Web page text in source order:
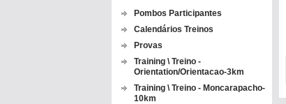
Pombos Participantes
Calendários Treinos
Provas
Training \ Treino -
Orientation/Orientacao-3km
Training \ Treino - Moncarapacho-
10km